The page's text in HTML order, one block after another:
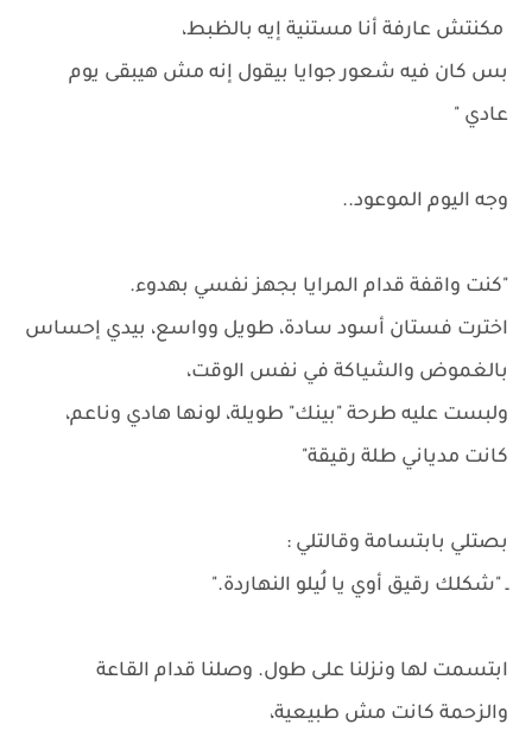
مكنتش عارفة أنا مستنية إيه بالظبط،
بس كان فيه شعور جوايا بيقول إنه مش هيبقى يوم
عادي "
وجه اليوم الموعود..
"كنت واقفة قدام المرايا بجهز نفسي بهدوء.
اخترت فستان أسود سادة، طويل وواسع، بيدي إحساس
بالغموض والشياكة في نفس الوقت،
ولبست عليه طرحة "بينك" طويلة، لونها هادي وناعم،
كانت مدياني طلة رقيقة"
بصتلي بابتسامة وقالتلي :
ـ "شكلك رقيق أوي يا لُيلو النهاردة."
ابتسمت لها ونزلنا على طول. وصلنا قدام القاعة
والزحمة كانت مش طبيعية،